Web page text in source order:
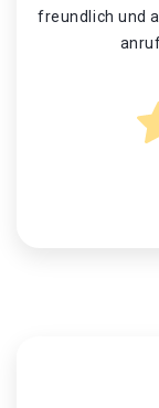
freundlich und